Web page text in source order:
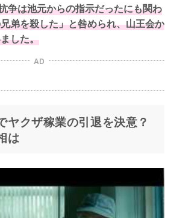
争は池元からの指示だったにも関わ
弟を殺した」と咎められ、山王会か
した。
AD
ヤクザ稼業の引退を決意？
は